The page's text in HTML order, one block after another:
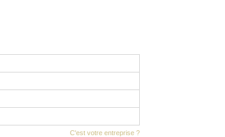
C'est votre entreprise ?